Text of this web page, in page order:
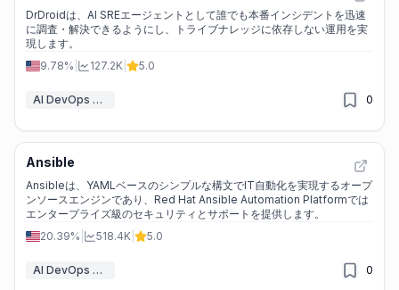
DrDroidは、AI SREエージェントとして誰でも本番インシデントを迅速
に調査・解決できるようにし、トライブナレッジに依存しない運用を実
現します。
9.78%
127.2K 5.0
AI DevOps アシスタント 0
Ansible
Ansibleは、YAMLベースのシンプルな構文でIT自動化を実現するオープ
ンソースエンジンであり、Red Hat Ansible Automation Platformでは
エンタープライズ級のセキュリティとサポートを提供します。
20.39%
518.4K 5.0
AI DevOps アシスタント 0